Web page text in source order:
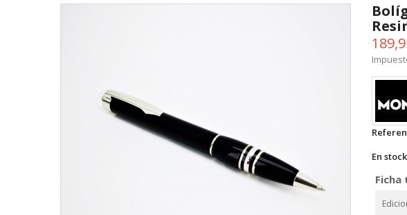
En stock
Ficha